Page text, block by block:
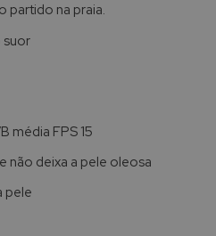
partido na praia.
suor
média FPS 15
não deixa a pele oleosa
pele